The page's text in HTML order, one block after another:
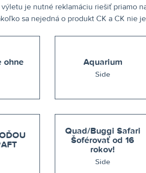
je nutné reklamáciu riešiť priamo
sa nejedná o produkt CK a CK nie
ohne Aquarium
Side
Quad/Buggi Safari
Šoférovať od 16
rokov!
Side